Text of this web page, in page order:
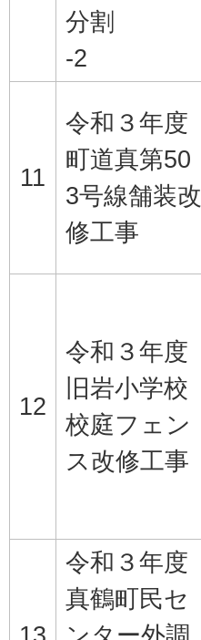
分割
-2
11
令和３年度
町道真第50
3号線舗装改
修工事
12
令和３年度
旧岩小学校
校庭フェン
ス改修工事
令和３年度
真鶴町民セ